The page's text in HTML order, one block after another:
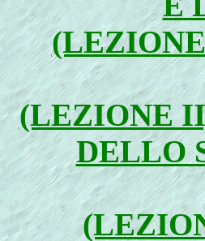
(LEZIONE
DELLO